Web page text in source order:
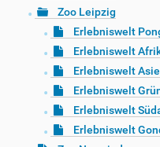
Zoo Leipzig
Erlebniswelt
Erlebniswelt
Erlebniswelt
Erlebniswelt
Erlebniswelt
Erlebniswelt